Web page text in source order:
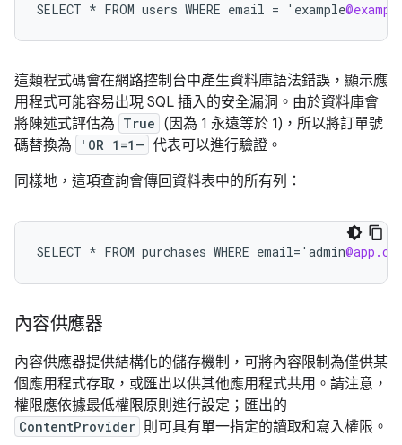
SELECT * FROM users WHERE email = ' example
這類程式碼會在網路控制台中產生資料庫語法錯誤，顯示應
用程式可能容易出現 SQL 插入的安全漏洞。由於資料庫會
將陳述式評估為 True (因為 1 永遠等於 1)，所以將訂單號
碼替換為
'OR 1=1– 代表可以進行驗證。
同樣地，這項查詢會傳回資料表中的所有列：
SELECT * FROM purchases WHERE email= ' admin
內容供應器
內容供應器提供結構化的儲存機制，可將內容限制為僅供某
個應用程式存取，或匯出以供其他應用程式共用。請注意，
權限應依據最低權限原則進行設定；匯出的
ContentProvider 則可具有單一指定的讀取和寫入權限。